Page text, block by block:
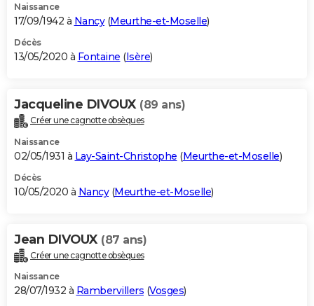
Naissance
17/09/1942 à Nancy(Meurthe-et-Moselle)
Décès
13/05/2020 à Fontaine (Isère)
Jacqueline DIVOUX (89 ans)
Créer une cagnotte obsèques
Naissance
02/05/1931 à Lay-Saint-Christophe (Meurthe-et-Moselle)
Décès
10/05/2020 à Nancy(Meurthe-et-Moselle)
Jean DIVOUX (87 ans)
Créer une cagnotte obsèques
Naissance
28/07/1932 à Rambervillers (Vosges)